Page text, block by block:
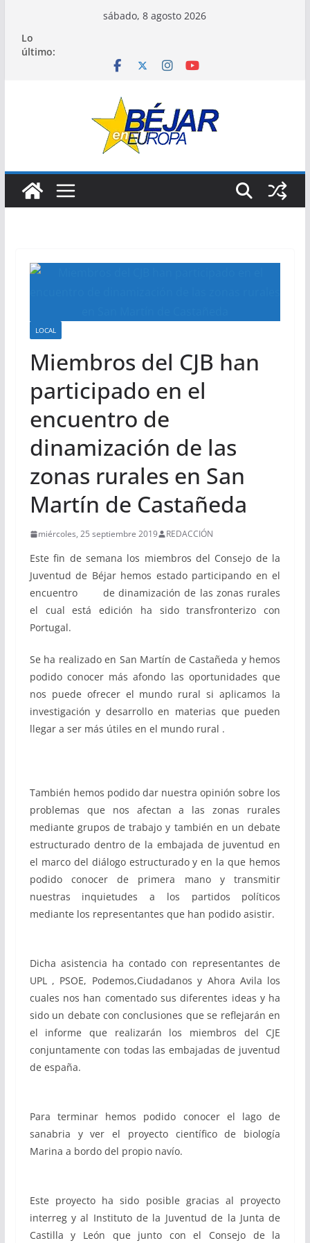
contenido
sábado, 8 agosto 2026
Lo
último:
LOCAL
Miembros del CJB han
participado en el
encuentro de
dinamización de las
zonas rurales en San
Martín de Castañeda
miércoles, 25 septiembre 2019 REDACCIÓN
Este fin de semana los miembros del Consejo de la
Juventud de Béjar hemos estado participando en el
encuentro de dinamización de las zonas rurales
el cual está edición ha sido transfronterizo con
Portugal.
Se ha realizado en San Martín de Castañeda y hemos
podido conocer más afondo las oportunidades que
nos puede ofrecer el mundo rural si aplicamos la
investigación y desarrollo en materias que pueden
llegar a ser más útiles en el mundo rural .
También hemos podido dar nuestra opinión sobre los
problemas que nos afectan a las zonas rurales
mediante grupos de trabajo y también en un debate
estructurado dentro de la embajada de juventud en
el marco del diálogo estructurado y en la que hemos
podido conocer de primera mano y transmitir
nuestras inquietudes a los partidos políticos
mediante los representantes que han podido asistir.
Dicha asistencia ha contado con representantes de
UPL , PSOE, Podemos,Ciudadanos y Ahora Avila los
cuales nos han comentado sus diferentes ideas y ha
sido un debate con conclusiones que se reflejarán en
el informe que realizarán los miembros del CJE
conjuntamente con todas las embajadas de juventud
de españa.
Para terminar hemos podido conocer el lago de
sanabria y ver el proyecto científico de biología
Marina a bordo del propio navío.
Este proyecto ha sido posible gracias al proyecto
interreg y al Instituto de la Juventud de la Junta de
Castilla y León que junto con el Consejo de la